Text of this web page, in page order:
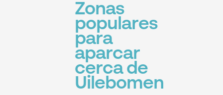
Zonas
populares
para
aparcar
cerca de
Uilebomen